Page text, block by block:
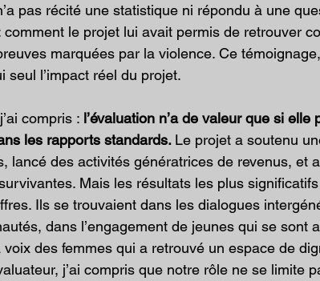
pas récité une statistique ni répondu à une
comment le projet lui avait permis de retrouver
marquées par la violence. Ce
seul l’impact réel du projet.
compris : l’évaluation n’a de valeur que si elle
les rapports standards. Le projet a soutenu
lancé des activités génératrices de revenus, et
Mais les résultats les plus
Ils se trouvaient dans les dialogues
dans l’engagement de jeunes qui se sont
voix des femmes qui a retrouvé un espace de
j’ai compris que notre rôle ne se limite